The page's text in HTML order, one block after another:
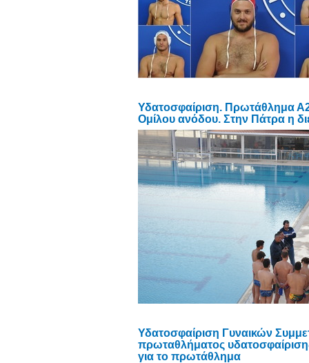
Υδατοσφαίριση. Πρωτάθλημα
Ομίλου ανόδου. Στην Πάτρα η
Υδατοσφαίριση Γυναικών
πρωταθλήματος
για το πρωτάθλημα